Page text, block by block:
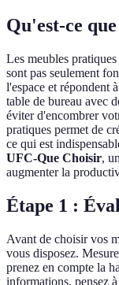
Qu'est-ce
Les meubles
sont pas seulement
l'espace et répondent
table de bureau avec
éviter d'encombrer
pratiques permet de
ce qui est
UFC-Que Choisir,
augmenter la
Étape 1 :
Avant de choisir vos
vous disposez.
prenez en compte la
informations, pensez